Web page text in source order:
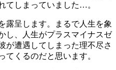
てしまっていました…。
露呈します。まるで人生を象
し、人生がプラスマイナスゼ
が遭遇してしまった理不尽さ
てくるのだと思います。